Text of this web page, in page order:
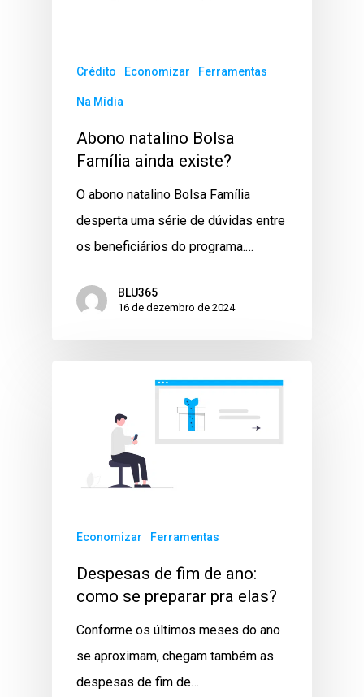
Crédito Economizar Ferramentas
Na Mídia
Abono natalino Bolsa
Família ainda existe?
O abono natalino Bolsa Família
desperta uma série de dúvidas entre
os beneficiários do programa.…
BLU365
16 de dezembro de 2024
Economizar Ferramentas
Despesas de fim de ano:
como se preparar pra elas?
Conforme os últimos meses do ano
se aproximam, chegam também as
despesas de fim de…